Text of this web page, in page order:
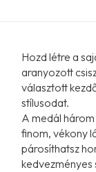
Hozd létre a
aranyozott
választott
stílusodat.
A medál
finom, vékony
párosíthatsz
kedvezményes